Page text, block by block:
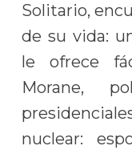
Solitario,
de su vida:
le ofrece
Morane,
nuclear: